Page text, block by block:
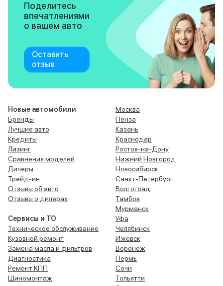
Поделитесь
впечатлениями
о вашем авто
Оставить
отзыв
Новые автомобили
Бренды
Лучшие авто
Кредиты
Лизинг
Сравнения моделей
Дилеры
Трейд-ин
Отзывы об авто
Отзывы о дилерах
Сервисы и ТО
Техническое обслуживание
Кузовной ремонт
Замена масла и фильтров
Диагностика
Ремонт КПП
Шиномонтаж
Москва
Пенза
Казань
Краснодар
Ростов-на-Дону
Нижний Новгород
Новосибирск
Санкт-Петербург
Волгоград
Тамбов
Мурманск
Уфа
Челябинск
Ижевск
Воронеж
Пермь
Сочи
Тольятти